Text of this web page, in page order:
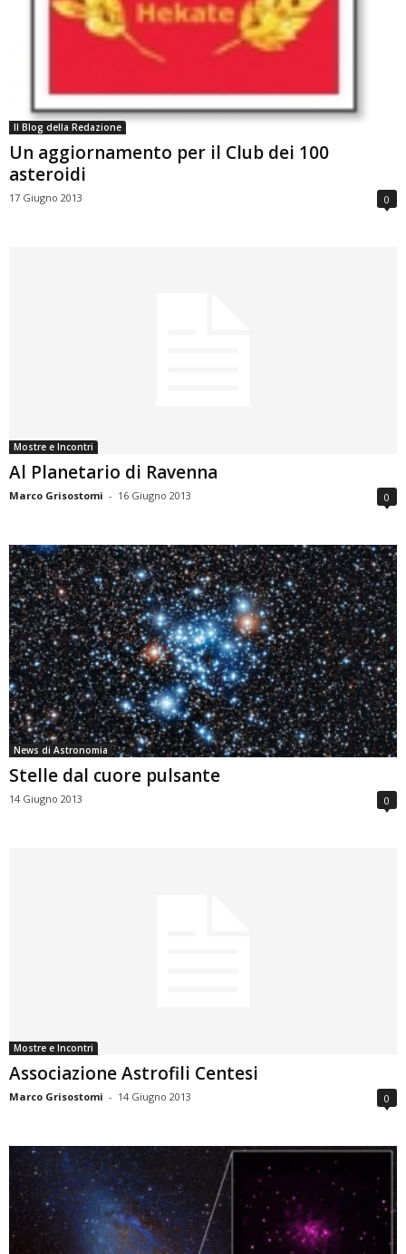
Il Blog della Redazione
Un aggiornamento per il Club dei 100
asteroidi
17 Giugno 2013 0
Mostre e Incontri
Al Planetario di Ravenna
Marco Grisostomi - 16 Giugno 2013 0
News di Astronomia
Stelle dal cuore pulsante
14 Giugno 2013 0
Mostre e Incontri
Associazione Astrofili Centesi
Marco Grisostomi - 14 Giugno 2013 0